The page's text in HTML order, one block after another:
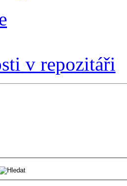
v repozitáři